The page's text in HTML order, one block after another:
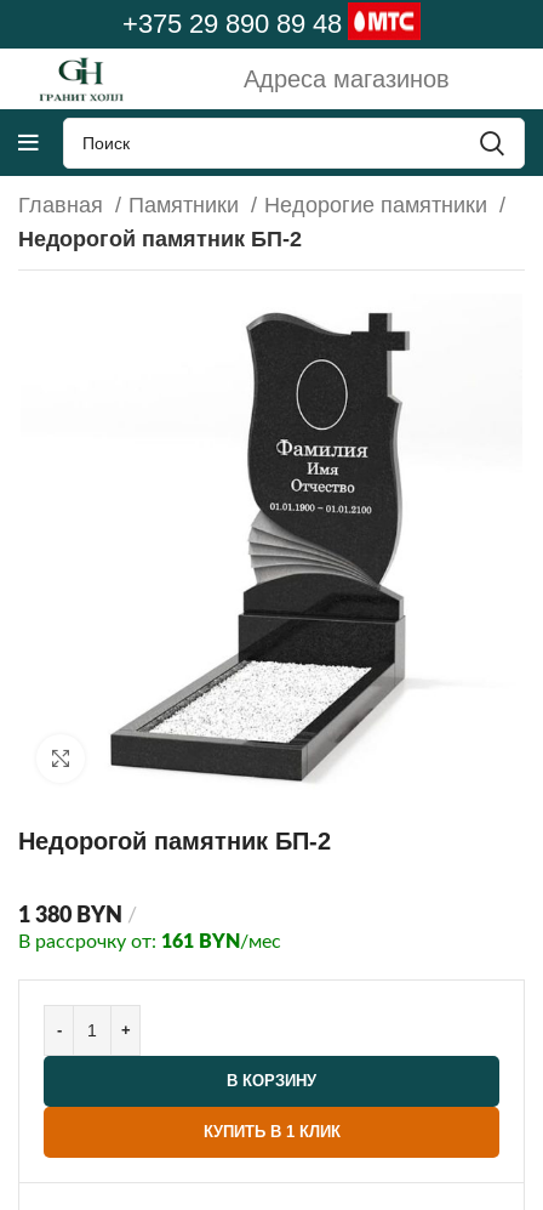
+375 29 890 89 48
Адреса магазинов
Главная Памятники
Недорогие памятники
Недорогой памятник БП-2
Недорогой памятник БП-2
1 380 BYN
В рассрочку от: 161 BYN /мес
В КОРЗИНУ
КУПИТЬ В 1 КЛИК